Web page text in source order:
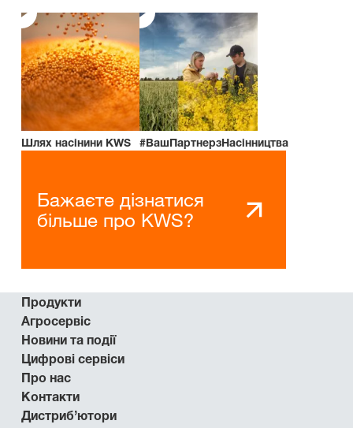
Шлях насінини KWS #ВашПартнерзНасінництва
Бажаєте дізнатися
більше про KWS?
Продукти
Агросервіс
Новини та події
Цифрові сервіси
Про нас
Контакти
Дистриб’ютори